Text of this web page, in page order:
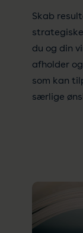
Skab
du og din
afholder
som kan
særlige